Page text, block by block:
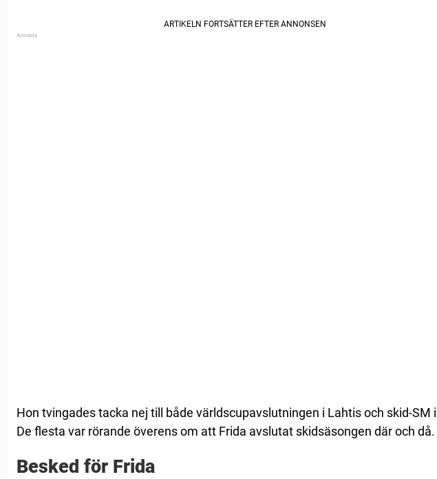
Hon tvingades tacka nej till både världscupavslutningen i Lahtis och skid-SM
De flesta var rörande överens om att Frida avslutat skidsäsongen där och då.
Besked för Frida